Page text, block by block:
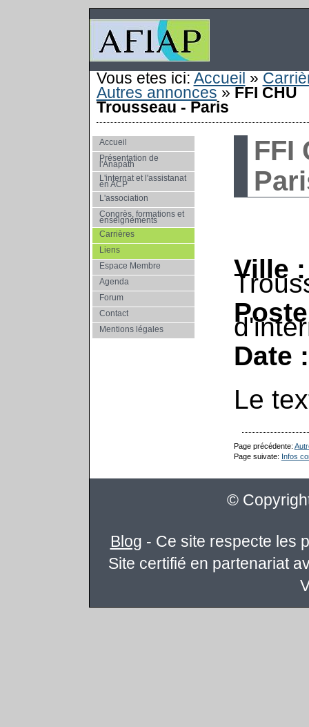
Vous etes ici: Accueil »
Autres annonces»FFI CHU
Trousseau - Paris
Accueil
Présentation de
l'Anapath
L'internat et l'assistanat
en ACP
L'association
Congrès, formations et
enseignements
Carrières
Liens
Espace Membre
Agenda
Forum
Contact
Mentions légales
FFI
Ville :
Date :
Le
Page précédente:
Page suivate: Infos
©
Blog - Ce site respecte les
Site certifié en partenariat